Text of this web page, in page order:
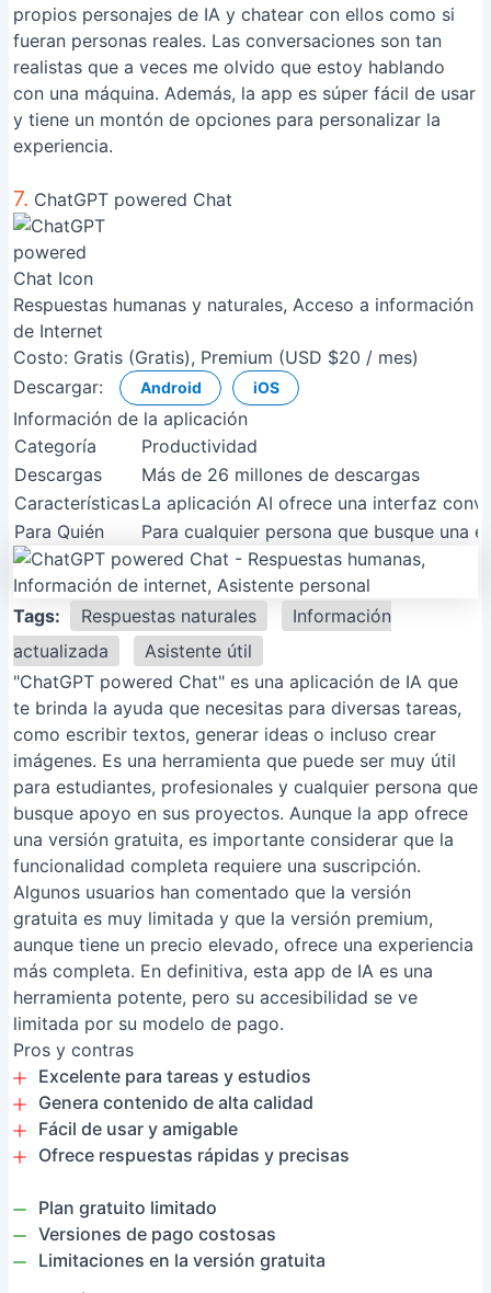
propios personajes de IA y chatear con ellos como si
fueran personas reales. Las conversaciones son tan
realistas que a veces me olvido que estoy hablando
con una máquina. Además, la app es súper fácil de usar
y tiene un montón de opciones para personalizar la
experiencia.
7. ChatGPT powered Chat
Respuestas humanas y naturales, Acceso a información
de Internet
Costo: Gratis (Gratis), Premium (USD $20 / mes)
Descargar:
Android iOS
Información de la aplicación
Categoría
Productividad
Descargas
Más de 26 millones de descargas
CaracterísticasLa aplicación AI ofrece una interfaz
Para Quién
Para cualquier persona que busque una
Tags: Respuestas naturales
Información
actualizada
Asistente útil
"ChatGPT powered Chat" es una aplicación de IA que
te brinda la ayuda que necesitas para diversas tareas,
como escribir textos, generar ideas o incluso crear
imágenes. Es una herramienta que puede ser muy útil
para estudiantes, profesionales y cualquier persona que
busque apoyo en sus proyectos. Aunque la app ofrece
una versión gratuita, es importante considerar que la
funcionalidad completa requiere una suscripción.
Algunos usuarios han comentado que la versión
gratuita es muy limitada y que la versión premium,
aunque tiene un precio elevado, ofrece una experiencia
más completa. En definitiva, esta app de IA es una
herramienta potente, pero su accesibilidad se ve
limitada por su modelo de pago.
Pros y contras
Excelente para tareas y estudios
Genera contenido de alta calidad
Fácil de usar y amigable
Ofrece respuestas rápidas y precisas
Plan gratuito limitado
Versiones de pago costosas
Limitaciones en la versión gratuita